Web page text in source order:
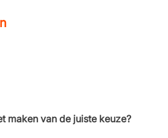
maken van de juiste keuze?